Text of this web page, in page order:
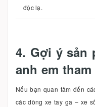
độc lạ.
4. Gợi ý sản
anh em
Nếu bạn quan tâm đến
các dòng xe tay ga – xe